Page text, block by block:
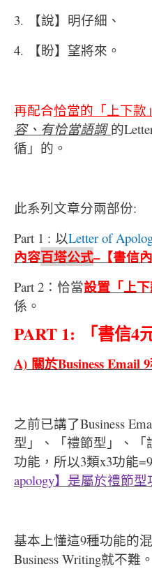
3. 【說】明仔細、
4. 【盼】望將來。
再配合恰當的「上下款」
容、有恰當語調 的
循」的。
此系列文章分兩部份:
Part 1 : 以Letter of
內容百塔公式–【書信
Part 2：恰當設置「上下
係。
PART 1: 「書信4
A) 關於Business Email 9
之前已講了Business
型」、「禮節型」、「
功能，所以3類x3功能
apology】是屬於禮節型
基本上懂這9種功能的
Business Writing就不難。